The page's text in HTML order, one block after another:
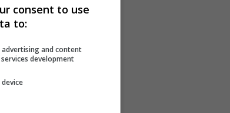
consent to use
to:
and content
development